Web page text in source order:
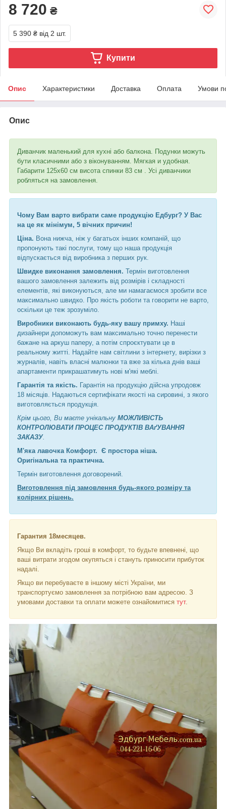
8 720 ₴
5 390 ₴ від 2 шт.
Купити
Опис Характеристики Доставка Оплата Умови
Опис
Диванчик маленький для кухні або балкона. Подунки можуть
бути класичними або з віконуванням.
Мягкая и удобная.
Габарити 125х60 см висота спинки 83 см . Усі диванчики
робляться на замовлення.
Чому Вам варто вибрати саме продукцію Едбург? У Вас
на це як мінімум, 5 вічних причин!
Ціна. Вона нижча, ніж у багатьох інших компаній, що
пропонують такі послуги, тому що наша продукція
відпускається від виробника з перших рук.
Швидке виконання замовлення. Термін виготовлення
вашого замовлення залежить від розмірів і складності
елементів, які виконуються, але ми намагаємося зробити все
максимально швидко. Про якість роботи та говорити не варто,
оскільки це теж зрозуміло.
Виробники виконають будь-яку вашу примху. Наші
дизайнери допоможуть вам максимально точно перенести
бажане на аркуш паперу, а потім спроєктувати це в
реальному житті. Надайте нам світлини з інтернету, вирізки з
журналів, навіть власні малюнки та вже за кілька днів ваші
апартаменти прикрашатимуть нові м'які меблі.
Гарантія та якість. Гарантія на продукцію дійсна упродовж
18 місяців. Надаються сертифікати якості на сировині, з якого
виготовляється продукція.
Крім цього, Ви маєте унікальну МОЖЛИВІСТЬ
КОНТРОЛЮВАТИ ПРОЦЕС ПРОДУКТІВ ВАґУВАННЯ
ЗАКАЗУ.
М'яка лавочка Комфорт. Є простора ніша.
Оригінальна та практична.
Термін виготовлення договорений.
Виготовлення під замовлення будь-якого розміру та
колірних рішень.
Гарантия 18месяцев.
Якщо Ви вкладіть гроші в комфорт, то будьте впевнені, що
ваші витрати згодом окупяться і стануть приносити прибуток
надалі.
Якщо ви перебуваєте в іншому місті України, ми
транспортуємо замовлення за потрібною вам адресою. З
умовами доставки та оплати можете ознайомитися тут.